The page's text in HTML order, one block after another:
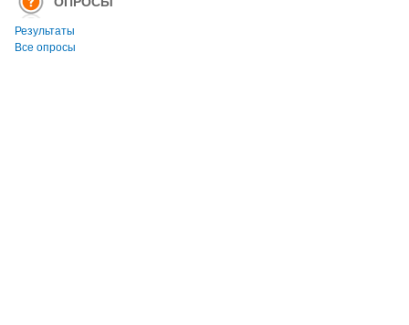
Результаты
Все опросы